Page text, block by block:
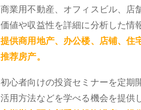
商業用不動産、オフィスビル、店
価値や収益性を詳細に分析した情
提供商用地产、办公楼、店铺、住
推荐房产。
初心者向けの投資セミナーを定期
活用方法などを学べる機会を提供